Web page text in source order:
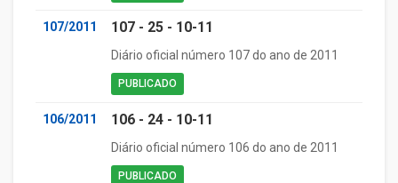
107/2011 107 - 25 - 10-11
Diário oficial número 107 do ano de 2011
PUBLICADO
106/2011 106 - 24 - 10-11
Diário oficial número 106 do ano de 2011
PUBLICADO